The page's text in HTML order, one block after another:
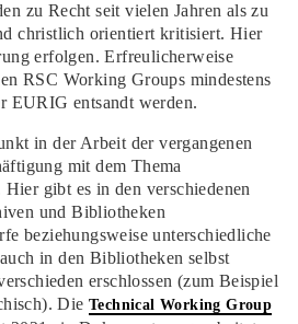
zu Recht seit vielen Jahren als zu
christlich orientiert kritisiert. Hier
erfolgen. Erfreulicherweise
RSC Working Groups mindestens
EURIG entsandt werden.
in der Arbeit der vergangenen
mit dem Thema
gibt es in den verschiedenen
und Bibliotheken
beziehungsweise unterschiedliche
in den Bibliotheken selbst
erschlossen (zum Beispiel
Die Technical Working Group